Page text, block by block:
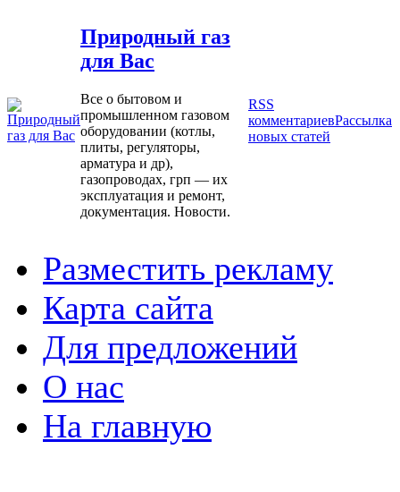
Природный газ
для Вас
Все о бытовом и
промышленном газовом
оборудовании (котлы,
плиты, регуляторы,
арматура и др),
газопроводах, грп — их
эксплуатация и ремонт,
документация. Новости.
RSS
комментариевРассылка
новых статей
Разместить рекламу
Карта сайта
Для предложений
О нас
На главную